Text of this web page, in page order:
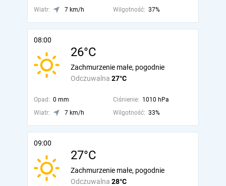
Wiatr: 7 km/h Wilgotność: 37%
08:00
26°C
Odczuwalna 27°C
Zachmurzenie małe, pogodnie
Opad: 0 mm Ciśnienie: 1010 hPa
Wiatr:
7 km/h Wilgotność: 33%
09:00
27°C
Odczuwalna 28°C
Zachmurzenie małe, pogodnie